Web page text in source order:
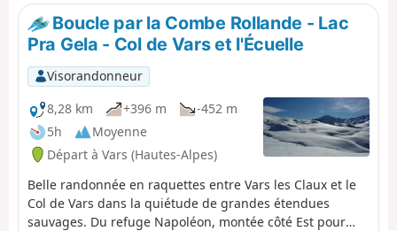
Boucle par la Combe Rollande - Lac
Pra Gela - Col de Vars et l'Écuelle
Visorandonneur
8,28 km
+396 m
-452 m
5h
Moyenne
Départ à Vars (Hautes-Alpes)
Belle randonnée en raquettes entre Vars les Claux et le
Col de Vars dans la quiétude de grandes étendues
sauvages. Du refuge Napoléon, montée côté Est pour